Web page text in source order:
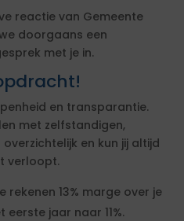
reactie van Gemeente
doorgaans een
met je in.
en transparantie.
met zelfstandigen,
en kun jij altijd
verloopt.
rekenen 13% marge over je
jaar naar 11%.